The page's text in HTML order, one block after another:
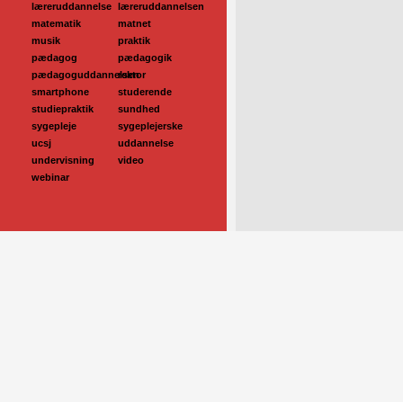
læreruddannelse læreruddannelsen
matematik
matnet
musik
praktik
pædagog
pædagogik
pædagoguddannelsen
rektor
smartphone
studerende
studiepraktik
sundhed
sygepleje
sygeplejerske
ucsj
uddannelse
undervisning
video
webinar